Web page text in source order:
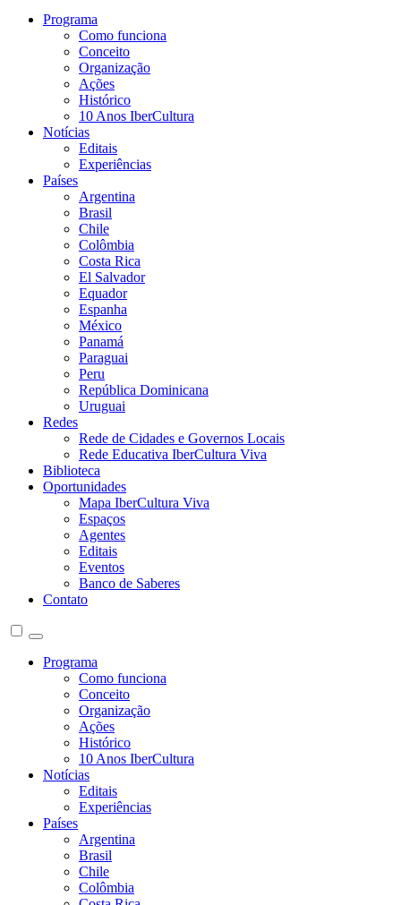
Programa
Como funciona
Conceito
Organização
Ações
Histórico
10 Anos IberCultura
Notícias
Editais
Experiências
Países
Argentina
Brasil
Chile
Colômbia
Costa Rica
El Salvador
Equador
Espanha
México
Panamá
Paraguai
Peru
República Dominicana
Uruguai
Redes
Rede de Cidades e Governos Locais
Rede Educativa IberCultura Viva
Biblioteca
Oportunidades
Mapa IberCultura Viva
Espaços
Agentes
Editais
Eventos
Banco de Saberes
Contato
Programa
Como funciona
Conceito
Organização
Ações
Histórico
10 Anos IberCultura
Notícias
Editais
Experiências
Países
Argentina
Brasil
Chile
Colômbia